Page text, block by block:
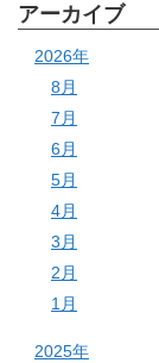
アーカイブ
2026年
8月
7月
6月
5月
4月
3月
2月
1月
2025年